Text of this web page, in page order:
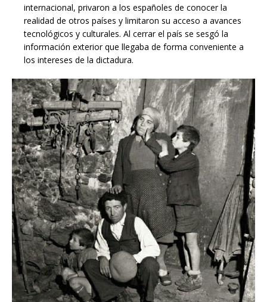
internacional, privaron a los españoles de conocer la
realidad de otros países y limitaron su acceso a avances
tecnológicos y culturales. Al cerrar el país se sesgó la
información exterior que llegaba de forma conveniente a
los intereses de la dictadura.